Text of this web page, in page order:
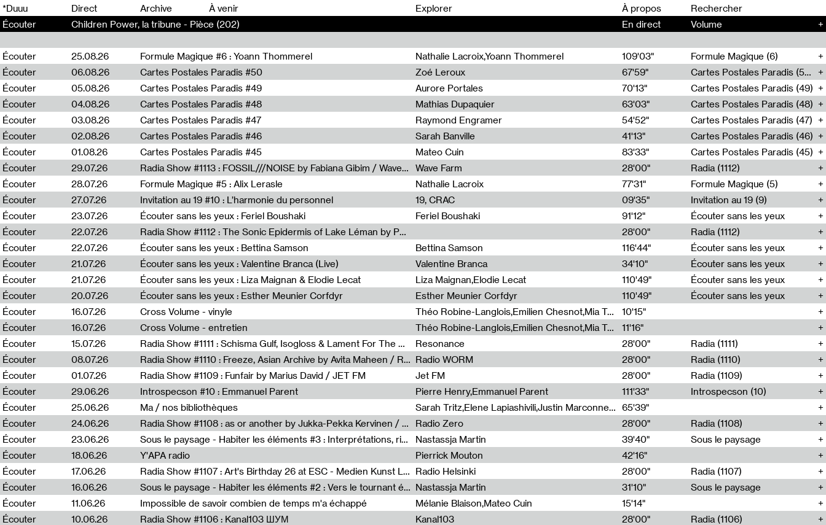
*Duuu Direct Archive À venir Explorer
À propos
Écouter
Children Power, la tribune - Pièce (202) En direct Volume +
Écouter 25.08.26 Formule Magique #6 : Yoann Thommerel Nathalie Lacroix,Yoann Thommerel 109'03"
Formule Magique (6)
Écouter
06.08.26 Cartes Postales Paradis #50 Zoé Leroux 67'59"
Cartes Postales Paradis (50)
Écouter
05.08.26 Cartes Postales Paradis #49 Aurore Portales 70'13"
Cartes Postales Paradis (49)
Écouter
04.08.26 Cartes Postales Paradis #48 Mathias Dupaquier 63'03"
Cartes Postales Paradis (48)
Écouter
03.08.26 Cartes Postales Paradis #47 Raymond Engramer 54'52"
Cartes Postales Paradis (47)
Écouter
02.08.26 Cartes Postales Paradis #46 Sarah Banville 41'13"
Cartes Postales Paradis (46)
Écouter
01.08.26 Cartes Postales Paradis #45 Mateo Cuin 83'33"
Cartes Postales Paradis (45)
Écouter
29.07.26 Radia Show #1113 : FOSSIL///NOISE by Fabiana Gibim / Wave Farm Wave Farm 28'00"
Radia (1112)
Écouter
28.07.26 Formule Magique #5 : Alix Lerasle Nathalie Lacroix 77'31"
Formule Magique (5)
Écouter
27.07.26 Invitation au 19 #10 : L’harmonie du personnel 19, CRAC 09'35"
Invitation au 19 (9)
Écouter
23.07.26 Écouter sans les yeux : Feriel Boushaki Feriel Boushaki 91'12"
Écouter sans les yeux
Écouter
22.07.26 Radia Show #1112 : The Sonic Epidermis of Lake Léman by Paul Courlet / Guest Slot 28'00"
Radia (1112)
Écouter
22.07.26 Écouter sans les yeux : Bettina Samson Bettina Samson 116'44"
Écouter sans les yeux
Écouter
21.07.26 Écouter sans les yeux : Valentine Branca (Live) Valentine Branca 34'10"
Écouter sans les yeux
Écouter
21.07.26 Écouter sans les yeux : Liza Maignan & Elodie Lecat Liza Maignan,Elodie Lecat 110'49"
Écouter sans les yeux
Écouter
20.07.26 Écouter sans les yeux : Esther Meunier Corfdyr Esther Meunier Corfdyr 110'49"
Écouter sans les yeux
Écouter
16.07.26 Cross Volume - vinyle Théo Robine-Langlois,Emilien Chesnot,Mia Trabalon
10'15"
Écouter
16.07.26 Cross Volume - entretien Théo Robine-Langlois,Emilien Chesnot,Mia Trabalon
11'16"
Écouter
15.07.26 Radia Show #1111 : Schisma Gulf, Isogloss & Lament For The Old Clock By Harvey Young / Resonance Resonance 28'00"
Radia (1111)
Écouter
08.07.26 Radia Show #1110 : Freeze, Asian Archive by Avita Maheen / Radio Worm Radio WORM 28'00"
Radia (1110)
Écouter
01.07.26 Radia Show #1109 : Funfair by Marius David / JET FM Jet FM 28'00"
Radia (1109)
Écouter
29.06.26 Introspecson #10 : Emmanuel Parent Pierre Henry,Emmanuel Parent 111'33"
Introspecson (10)
Écouter
25.06.26 Ma / nos bibliothèques Sarah Tritz,Elene Lapiashivili,Justin Marconnet,Mateo Cuche,Esther Lechevalier,Suzie Lecroart,Romance Castelet
65'39"
Écouter
24.06.26 Radia Show #1108 : as or another by Jukka-Pekka Kervinen / Rádio Zero Radio Zero 28'00"
Radia (1108)
Écouter
23.06.26 Sous le paysage - Habiter les éléments #3 : Interprétations, rituels et symboliques des éléments Nastassja Martin 39'40"
Sous le paysage
Écouter
18.06.26 Y'APA radio Pierrick Mouton
42'16"
Écouter
17.06.26 Radia Show #1107 : Art's Birthday 26 at ESC - Medien Kunst Labor Radio Helsinki 28'00"
Radia (1107)
Écouter
16.06.26 Sous le paysage - Habiter les éléments #2 : Vers le tournant élémentaire Nastassja Martin 31'10"
Sous le paysage
Écouter
11.06.26 Impossible de savoir combien de temps m'a échappé Mélanie Blaison,Mateo Cuin
15'14"
Écouter
10.06.26 Radia Show #1106 : Kanal103 ШУМ Kanal103 28'00"
Radia (1106)
00 00
00 00